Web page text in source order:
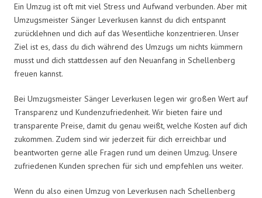
Ein Umzug ist oft mit viel Stress und Aufwand verbunden. Aber mit
Umzugsmeister Sänger Leverkusen kannst du dich entspannt
zurücklehnen und dich auf das Wesentliche konzentrieren. Unser
Ziel ist es, dass du dich während des Umzugs um nichts kümmern
musst und dich stattdessen auf den Neuanfang in Schellenberg
freuen kannst.
Bei Umzugsmeister Sänger Leverkusen legen wir großen Wert auf
Transparenz und Kundenzufriedenheit. Wir bieten faire und
transparente Preise, damit du genau weißt, welche Kosten auf dich
zukommen. Zudem sind wir jederzeit für dich erreichbar und
beantworten gerne alle Fragen rund um deinen Umzug. Unsere
zufriedenen Kunden sprechen für sich und empfehlen uns weiter.
Wenn du also einen Umzug von Leverkusen nach Schellenberg